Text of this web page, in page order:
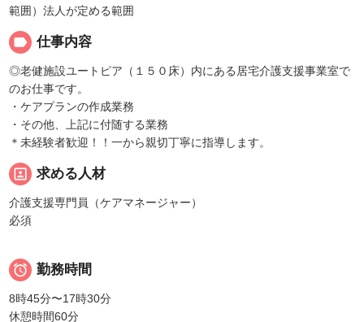
範囲）法人が定める範囲
label 仕事内容
◎老健施設ユートピア（１５０床）内にある居宅介護支援事業室で
のお仕事です。
・ケアプランの作成業務
・その他、上記に付随する業務
＊未経験者歓迎！！一から親切丁寧に指導します。
portrait 求める人材
介護支援専門員（ケアマネージャー）
必須
 勤務時間
8時45分〜17時30分
休憩時間60分